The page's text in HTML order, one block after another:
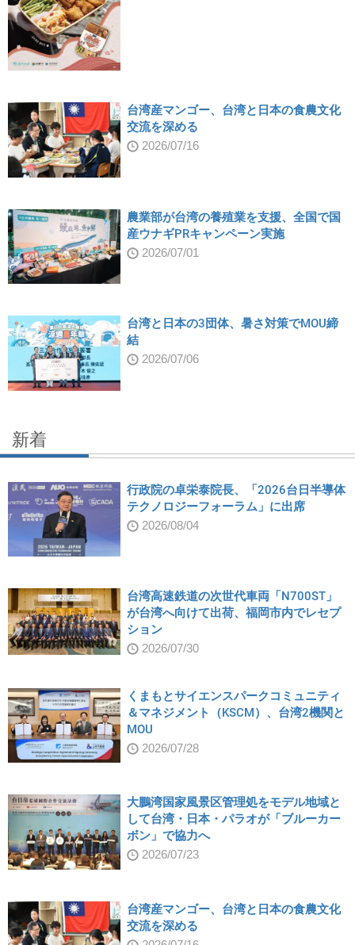
台湾産マンゴー、台湾と日本の食農文化
交流を深める
2026/07/16
農業部が台湾の養殖業を支援、全国で国
産ウナギPRキャンペーン実施
2026/07/01
台湾と日本の3団体、暑さ対策でMOU締
結
2026/07/06
新着
行政院の卓栄泰院長、「2026台日半導体
テクノロジーフォーラム」に出席
2026/08/04
台湾高速鉄道の次世代車両「N700ST」
が台湾へ向けて出荷、福岡市内でレセプ
ション
2026/07/30
くまもとサイエンスパークコミュニティ
＆マネジメント（KSCM）、台湾2機関と
MOU
2026/07/28
大鵬湾国家風景区管理処をモデル地域と
して台湾・日本・パラオが「ブルーカー
ボン」で協力へ
2026/07/23
台湾産マンゴー、台湾と日本の食農文化
交流を深める